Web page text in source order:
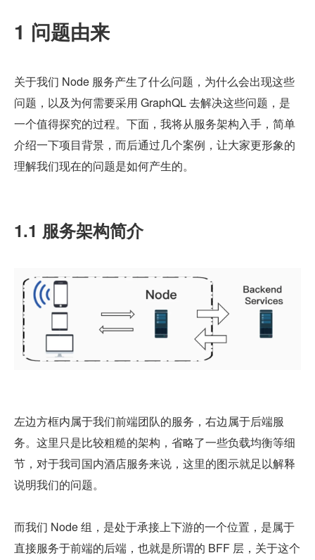
1 问题由来
关于我们 Node 服务产生了什么问题，为什么会出现这些
问题，以及为何需要采用 GraphQL 去解决这些问题，是
一个值得探究的过程。下面，我将从服务架构入手，简单
介绍一下项目背景，而后通过几个案例，让大家更形象的
理解我们现在的问题是如何产生的。
1.1 服务架构简介
左边方框内属于我们前端团队的服务，右边属于后端服
务。这里只是比较粗糙的架构，省略了一些负载均衡等细
节，对于我司国内酒店服务来说，这里的图示就足以解释
说明我们的问题。
而我们 Node 组，是处于承接上下游的一个位置，是属于
直接服务于前端的后端，也就是所谓的 BFF 层，关于这个